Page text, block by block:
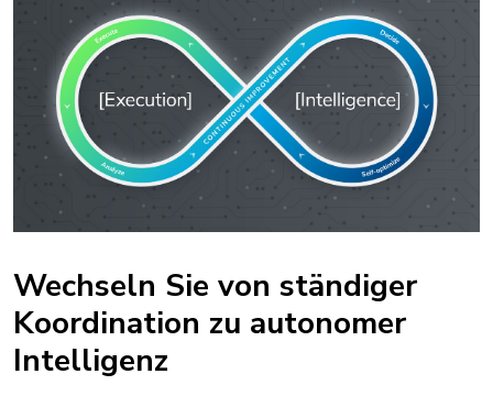
Wechseln Sie von ständiger
Koordination zu autonomer
Intelligenz